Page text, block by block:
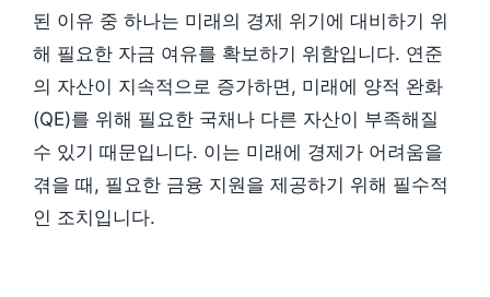
된 이유 중 하나는 미래의 경제 위기에 대비하기 위
해 필요한 자금 여유를 확보하기 위함입니다. 연준
의 자산이 지속적으로 증가하면, 미래에 양적 완화
(QE)를 위해 필요한 국채나 다른 자산이 부족해질
수 있기 때문입니다. 이는 미래에 경제가 어려움을
겪을 때, 필요한 금융 지원을 제공하기 위해 필수적
인 조치입니다.